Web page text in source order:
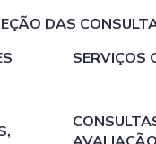
DAS
SERVIÇOS